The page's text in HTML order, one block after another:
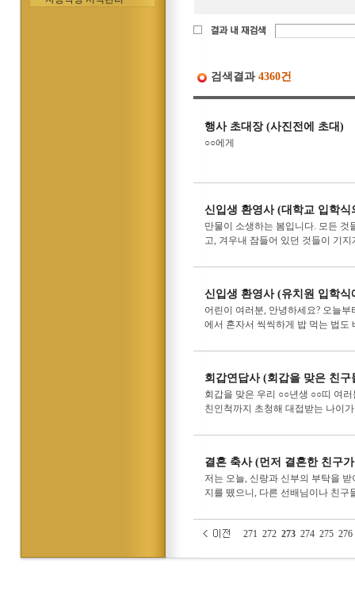
검색결과 4360건
행사 초대장 (사진전에 초대)
○○에게
신입생 환영사 (대학교 입학식
만물이 소생하는 봄입니다. 모든
고, 겨우내 잠들어 있던 것들이 기
신입생 환영사 (유치원 입학식
어린이 여러분, 안녕하세요? 오늘
에서 혼자서 씩씩하게 밥 먹는 법도
회갑연답사 (회갑을 맞은 친
회갑을 맞은 우리 ○○년생 ○○띠 여
친인척까지 초청해 대접받는 나이
결혼 축사 (먼저 결혼한 친구
저는 오늘, 신랑과 신부의 부탁을
지를 뗐으니, 다른 선배님이나 친구
271 272 273 274 275 276